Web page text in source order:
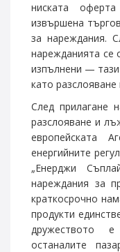
ниската
извършена
за нареждания.
нарежданията се
изпълнени — тази
като
След прилагане
разслояване и
европейската
енергийните
„Енерджи
нареждания за
краткосрочно
продукти
дружеството
останалите